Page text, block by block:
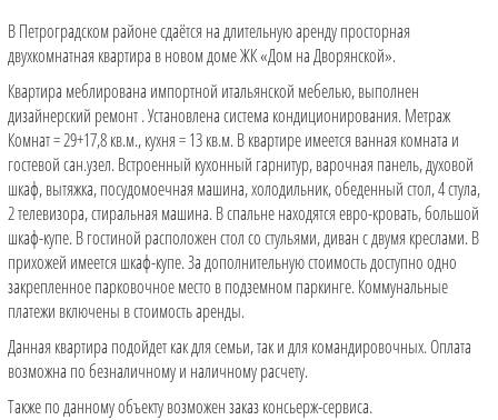
В Петроградском районе сдаётся на длительную аренду просторная
двухкомнатная квартира в новом доме ЖК «Дом на Дворянской».
Квартира меблирована импортной итальянской мебелью, выполнен
дизайнерский ремонт . Установлена система кондиционирования. Метраж
Комнат = 29+17,8 кв.м., кухня = 13 кв.м. В квартире имеется ванная комната и
гостевой сан.узел. Встроенный кухонный гарнитур, варочная панель, духовой
шкаф, вытяжка, посудомоечная машина, холодильник, обеденный стол, 4 стула,
2 телевизора, стиральная машина. В спальне находятся евро-кровать, большой
шкаф-купе. В гостиной расположен стол со стульями, диван с двумя креслами. В
прихожей имеется шкаф-купе. За дополнительную стоимость доступно одно
закрепленное парковочное место в подземном паркинге. Коммунальные
платежи включены в стоимость аренды.
Данная квартира подойдет как для семьи, так и для командировочных. Оплата
возможна по безналичному и наличному расчету.
Также по данному объекту возможен заказ консьерж-сервиса.